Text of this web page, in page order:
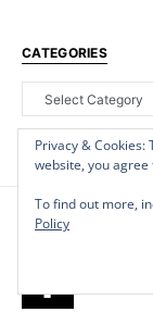
CATEGORIES
Privacy & Cookies:
website, you
To find out more,
Policy
I
Privacy & Cookies:
website, you
To find out more,
Policy
Privacy & Cookies:
website, you
To find out more,
Policy